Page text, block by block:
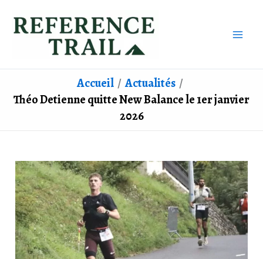
Accueil
Actualités
Théo Detienne quitte New Balance le 1er janvier
2026